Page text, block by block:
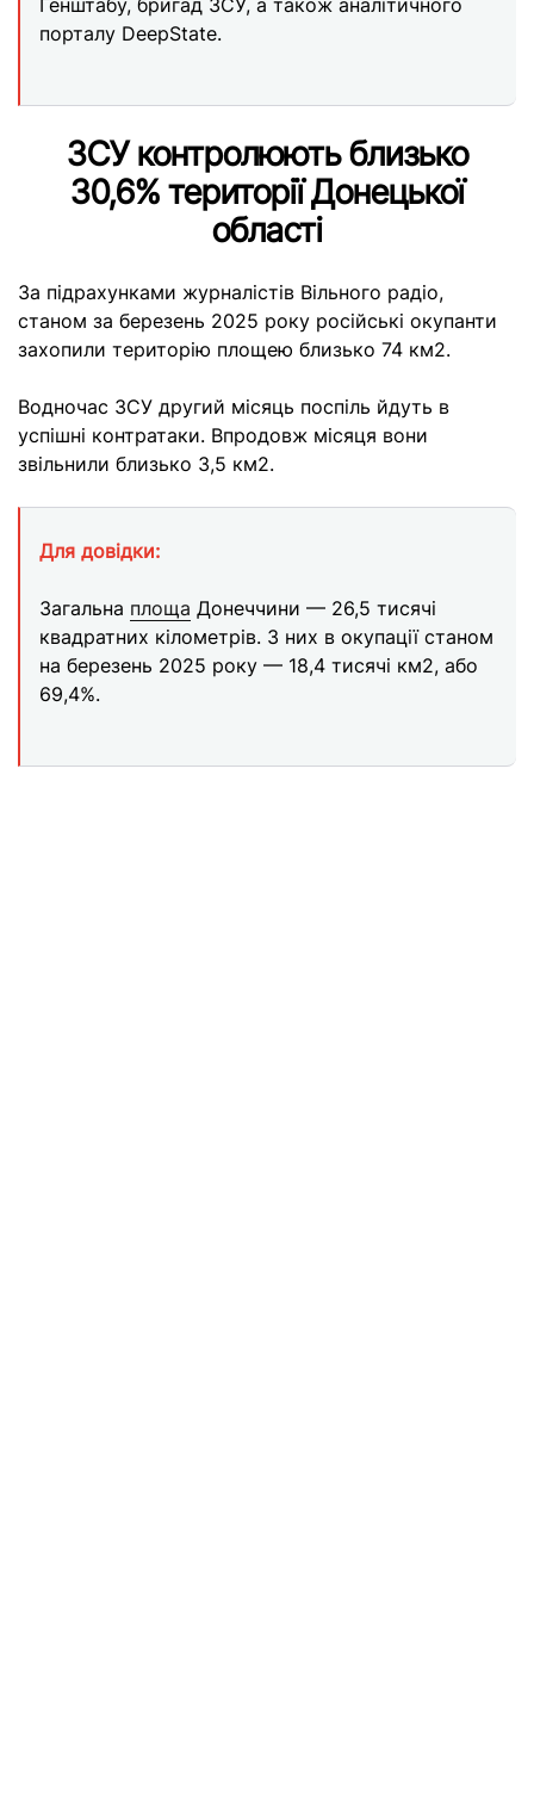
Генштабу, бригад ЗСУ, а також аналітичного
порталу DeepState.
ЗСУ контролюють близько
30,6% території Донецької
області
За підрахунками журналістів Вільного радіо,
станом за березень 2025 року російські окупанти
захопили територію площею близько 74 км2.
Водночас ЗСУ другий місяць поспіль йдуть в
успішні контратаки. Впродовж місяця вони
звільнили близько 3,5 км2.
Для довідки:
Загальна площа Донеччини — 26,5 тисячі
квадратних кілометрів. З них в окупації станом
на березень 2025 року — 18,4 тисячі км2, або
69,4%.